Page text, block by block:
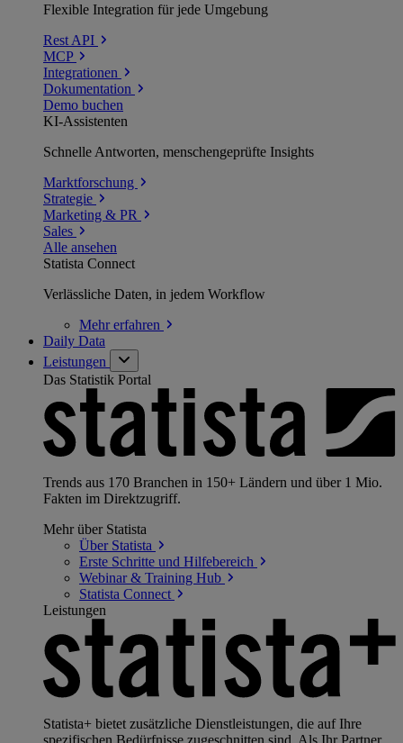
Flexible Integration für jede Umgebung
Rest API
MCP
Integrationen
Dokumentation
Demo buchen
KI-Assistenten
Schnelle Antworten, menschengeprüfte Insights
Marktforschung
Strategie
Marketing & PR
Sales
Alle ansehen
Statista Connect
Verlässliche Daten, in jedem Workflow
Mehrerfahren
Daily Data
Leistungen
Das Statistik Portal
Trends aus 170 Branchen in 150+ Ländern und über 1 Mio.
Fakten im Direktzugriff.
Mehr über Statista
Über Statista
Erste Schritte und Hilfebereich
Webinar & Training Hub
Statista Connect
Leistungen
Statista+ bietet zusätzliche Dienstleistungen, die auf Ihre
spezifischen Bedürfnisse zugeschnitten sind. Als Ihr Partner